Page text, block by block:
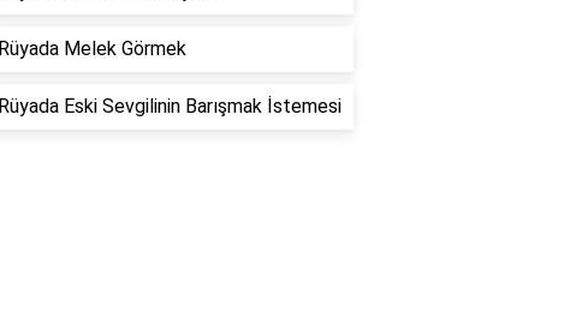
Rüyada Melek Görmek
Rüyada Eski Sevgilinin Barışmak İstemesi